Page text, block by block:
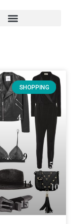
SHOPPING